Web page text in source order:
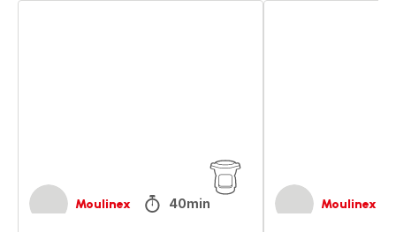
Moulinex 40min Moulinex